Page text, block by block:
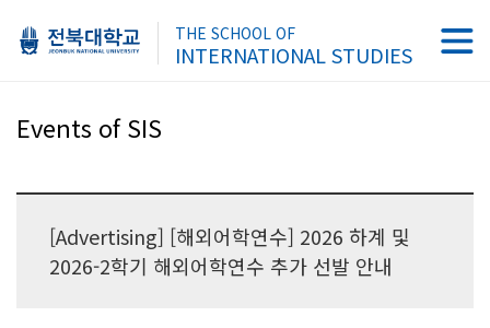
THE SCHOOL OF
INTERNATIONAL STUDIES
Events of SIS
[Advertising] [해외어학연수] 2026 하계 및
2026-2학기 해외어학연수 추가 선발 안내